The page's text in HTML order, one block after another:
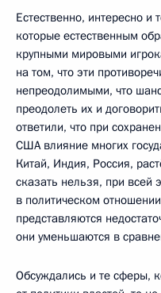
Естественно, интересно и
которые естественным
крупными мировыми
на том, что эти
непреодолимыми, что
преодолеть их и
ответили, что при
США влияние многих
Китай, Индия, Россия,
сказать нельзя, при всей
в политическом
представляются
они уменьшаются в
Обсуждались и те сферы,